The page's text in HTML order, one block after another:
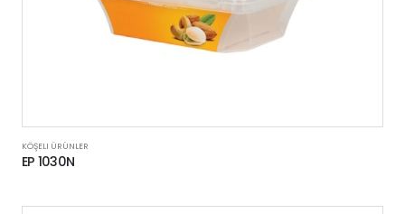
KÖŞELI ÜRÜNLER
EP 1030N